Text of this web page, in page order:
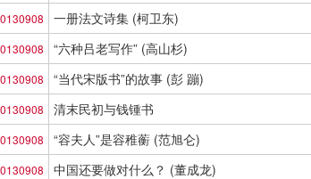
一册法文诗集 (柯卫东)
“六种吕老写作” (高山杉)
“当代宋版书”的故事 (彭 蹦)
清末民初与钱锺书
“容夫人”是容稚蘅 (范旭仑)
中国还要做对什么？ (董成龙)